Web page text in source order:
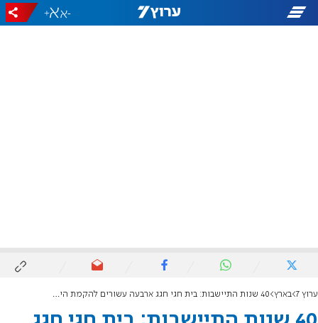
-
+
ערוץ 7 בארץ 40 שנות התיישבות: בית חגי חגג ארבעה עשורים להקמת הישוב